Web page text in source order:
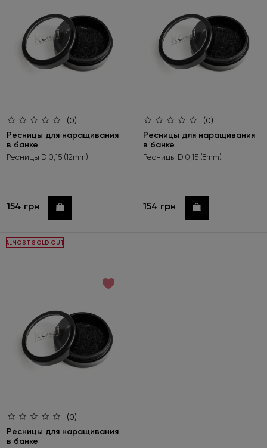
(0)
Ресницы для наращивания
в банке
Ресницы D 0,15 (12mm)
154 грн Купить
(0)
Ресницы для наращивания
в банке
Ресницы D 0,15 (8mm)
154 грн Купить
ALMOST SOLD OUT
(0)
Ресницы для наращивания
в банке
Не забудьте нажать «Выбрать подарок» при
оформлении заказа. Предложение действует только до
01.09.2026.